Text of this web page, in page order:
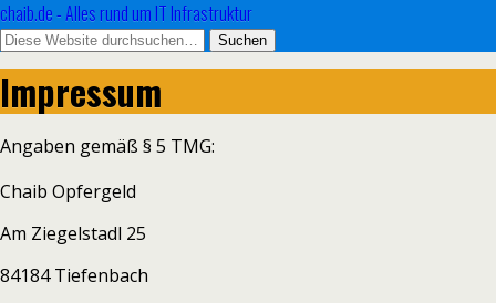
chaib.de - Alles rund um IT Infrastruktur
Impressum
Angaben gemäß § 5 TMG:
Chaib Opfergeld
Am Ziegelstadl 25
84184 Tiefenbach